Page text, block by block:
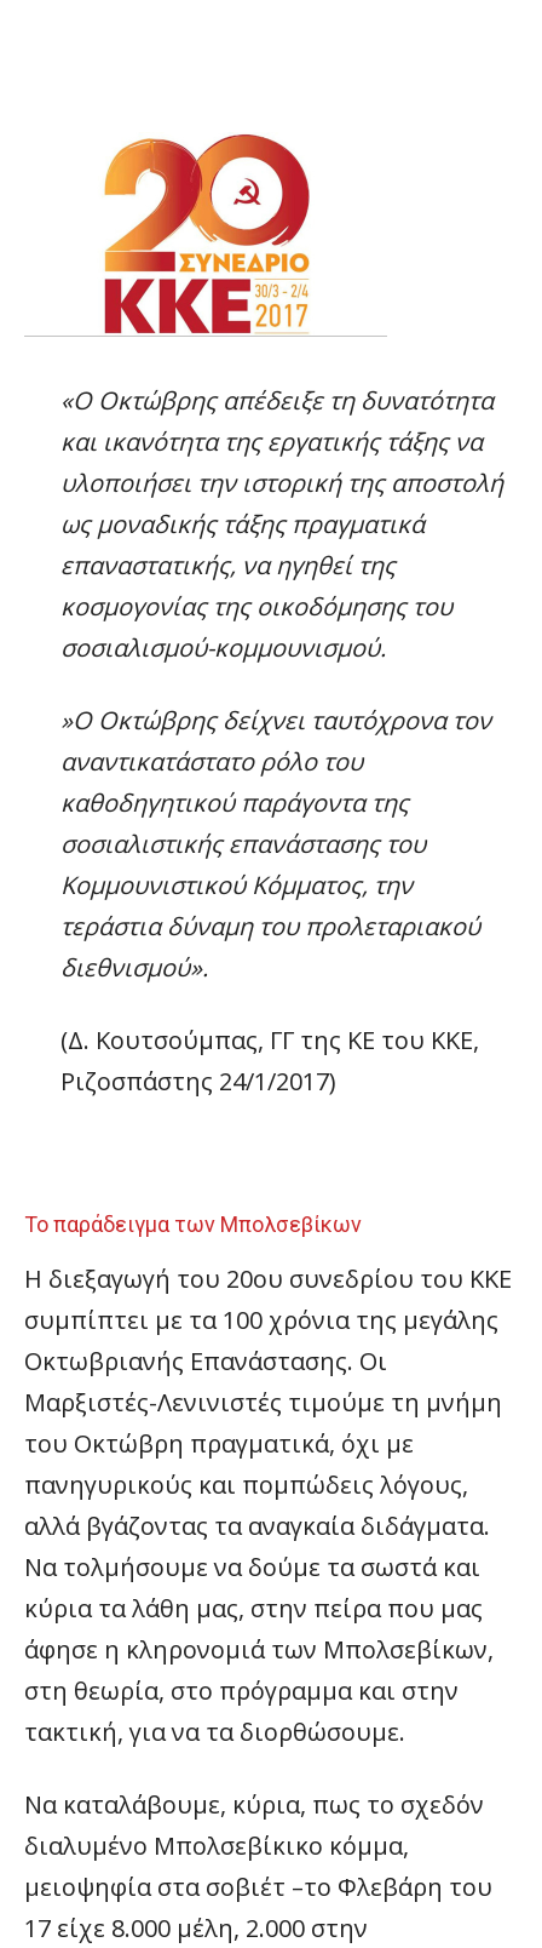
«Ο Οκτώβρης απέδειξε τη δυνατότητα
και ικανότητα της εργατικής τάξης να
υλοποιήσει την ιστορική της αποστολή
ως μοναδικής τάξης πραγματικά
επαναστατικής, να ηγηθεί της
κοσμογονίας της οικοδόμησης του
σοσιαλισμoύ-κομμουνισμού.
»Ο Οκτώβρης δείχνει ταυτόχρονα τον
αναντικατάστατο ρόλο του
καθοδηγητικού παράγοντα της
σοσιαλιστικής επανάστασης του
Κομμουνιστικού Κόμματος, την
τεράστια δύναμη του προλεταριακού
διεθνισμού».
(Δ. Κουτσούμπας, ΓΓ της ΚΕ του ΚΚΕ,
Ριζοσπάστης 24/1/2017)
Το παράδειγμα των Μπολσεβίκων
Η διεξαγωγή του 20ου συνεδρίου του ΚΚΕ
συμπίπτει με τα 100 χρόνια της μεγάλης
Οκτωβριανής Επανάστασης. Οι
Μαρξιστές-Λενινιστές τιμούμε τη μνήμη
του Οκτώβρη πραγματικά, όχι με
πανηγυρικούς και πομπώδεις λόγους,
αλλά βγάζοντας τα αναγκαία διδάγματα.
Να τολμήσουμε να δούμε τα σωστά και
κύρια τα λάθη μας, στην πείρα που μας
άφησε η κληρονομιά των Μπολσεβίκων,
στη θεωρία, στο πρόγραμμα και στην
τακτική, για να τα διορθώσουμε.
Να καταλάβουμε, κύρια, πως το σχεδόν
διαλυμένο Μπολσεβίκικο κόμμα,
μειοψηφία στα σοβιέτ –το Φλεβάρη του
17 είχε 8.000 μέλη, 2.000 στην